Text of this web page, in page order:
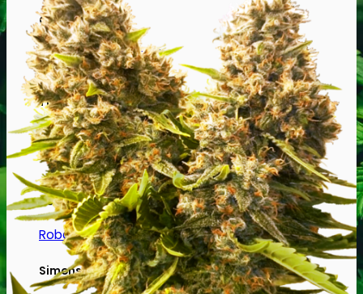
Opiater
Opiater renhedstest
THC/Cannabinoider
THC test
Cannabinoider test
Robadope
Robadope tests
Simons tests